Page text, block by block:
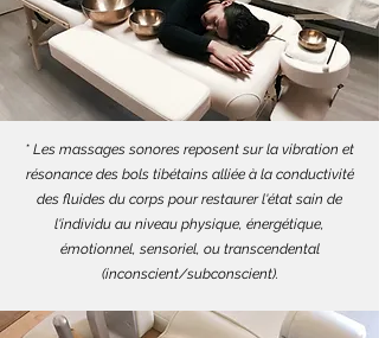
* Les massages sonores reposent sur la vibration et
résonance des bols tibétains alliée à la conductivité
des fluides du corps pour restaurer l'état sain de
l'individu au niveau physique, énergétique,
émotionnel, sensoriel, ou transcendental
(inconscient/subconscient).